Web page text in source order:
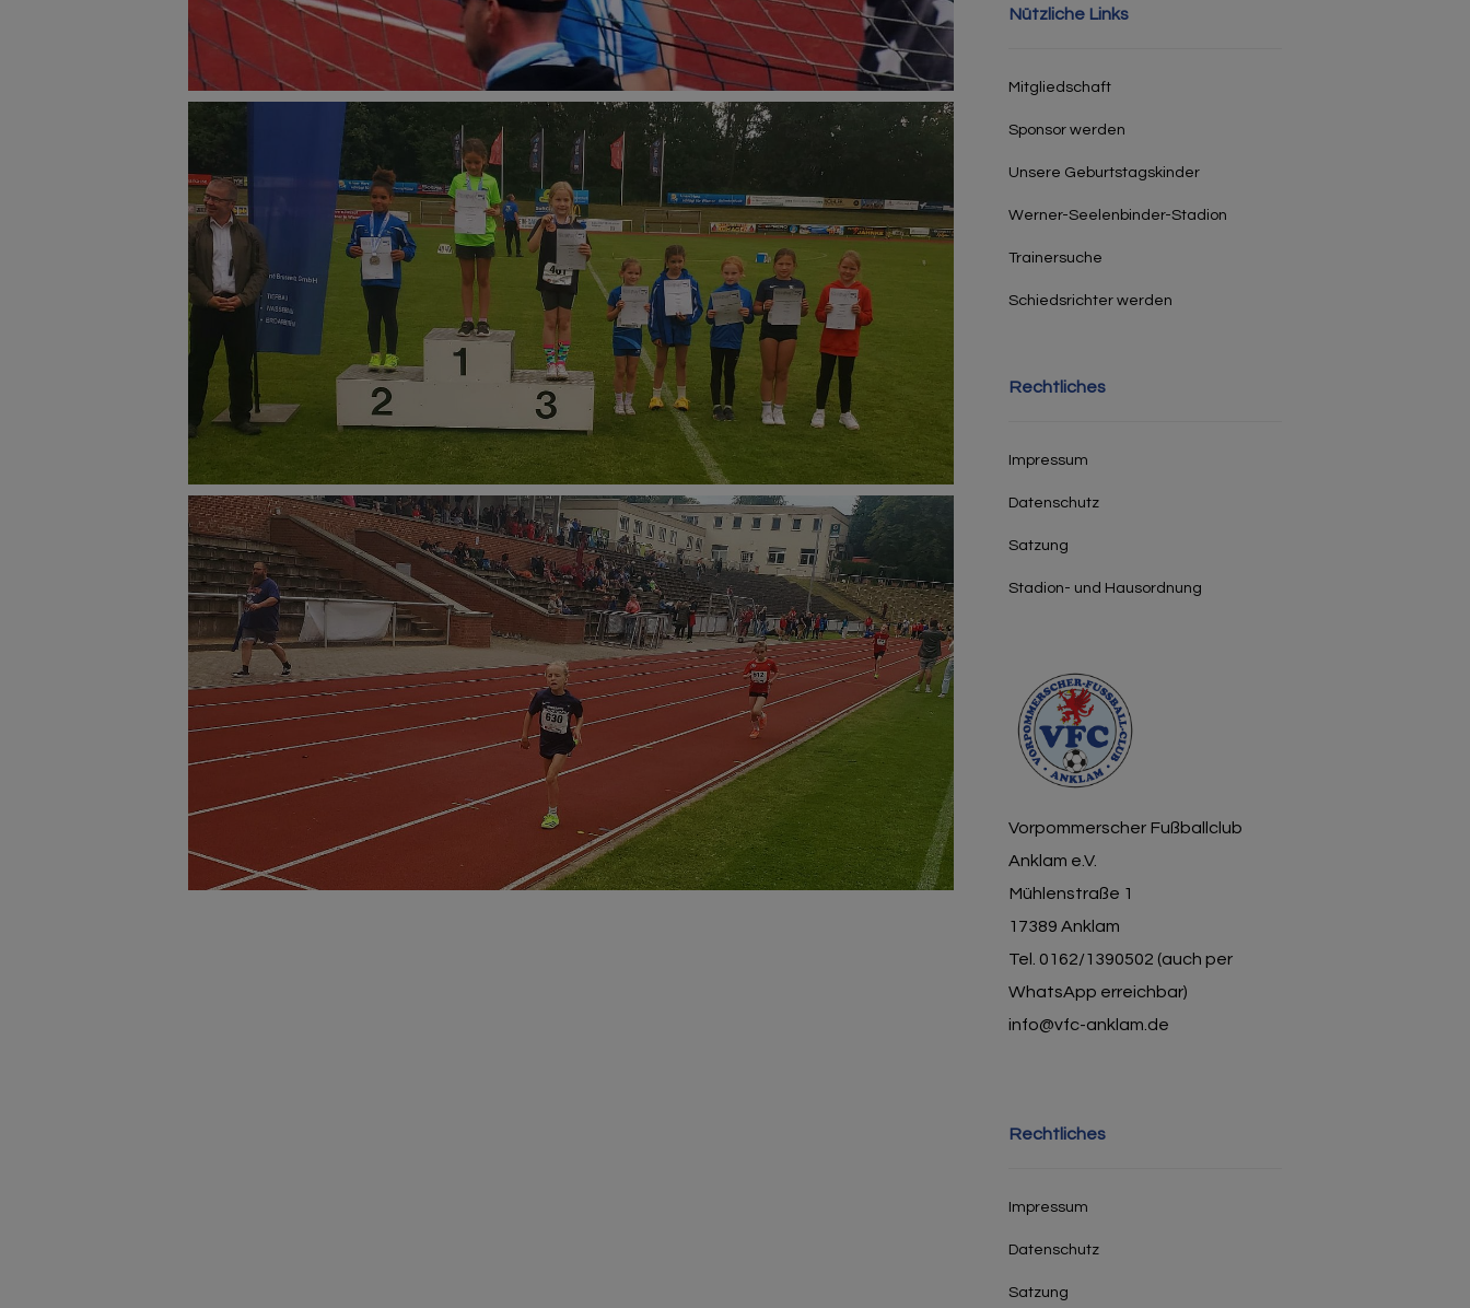
Nützliche Links
Mitgliedschaft
Sponsor werden
Unsere Geburtstagskinder
Werner-Seelenbinder-Stadion
Trainersuche
Schiedsrichter werden
Rechtliches
Impressum
Datenschutz
Satzung
Stadion- und Hausordnung
Vorpommerscher Fußballclub
Anklam e.V.
Mühlenstraße 1
17389 Anklam
Tel. 0162/1390502 (auch per
WhatsApp erreichbar)
info@vfc-anklam.de
Rechtliches
Impressum
Datenschutz
Satzung